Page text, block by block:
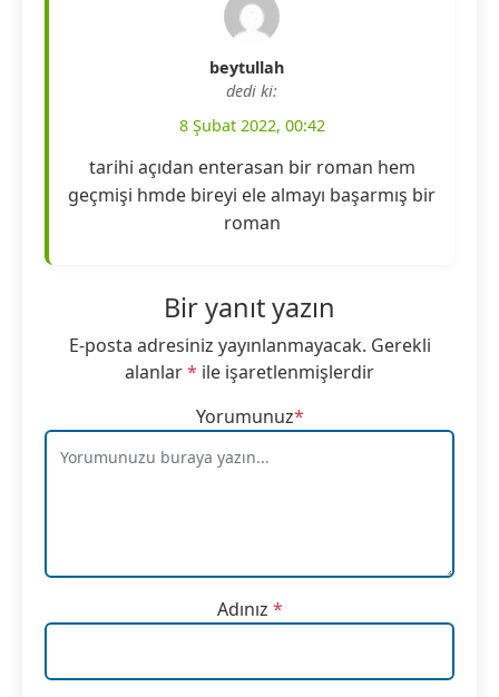
beytullah
dedi ki:
8 Şubat 2022, 00:42
tarihi açıdan enterasan bir roman hem
geçmişi hmde bireyi ele almayı başarmış bir
roman
Bir yanıt yazın
E-posta adresiniz yayınlanmayacak. Gerekli
alanlar* ile işaretlenmişlerdir
Yorumunuz*
Adınız *